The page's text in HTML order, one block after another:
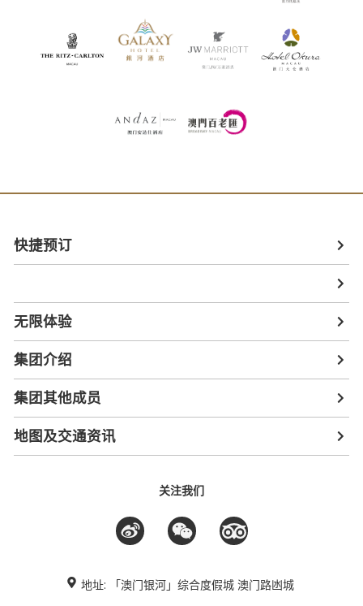
快捷预订
无限体验
集团介绍
集团其他成员
地图及交通资讯
关注我们
地址: 「澳门银河」综合度假城 澳门路凼城